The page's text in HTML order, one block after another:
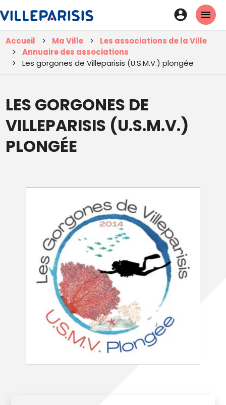
contenu
principal
En-
tête
-
Accueil Ma Ville
Les associations de la Ville
Annuaire des associations
Les gorgones de Villeparisis (U.S.M.V.) plongée
LES GORGONES DE
VILLEPARISIS (U.S.M.V.)
PLONGÉE